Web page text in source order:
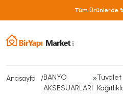
Tüm Ürünlerde
Anasayfa
BANYO
AKSESUARLARI
»Tuvalet